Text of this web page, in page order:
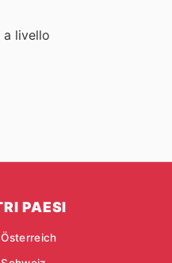
a livello
PAESI